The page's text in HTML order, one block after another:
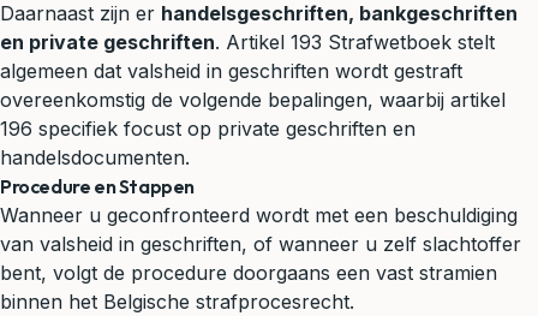
Daarnaast zijn er handelsgeschriften, bankgeschriften
en private geschriften. Artikel 193 Strafwetboek stelt
algemeen dat valsheid in geschriften wordt gestraft
overeenkomstig de volgende bepalingen, waarbij artikel
196 specifiek focust op private geschriften en
handelsdocumenten.
Procedure en Stappen
Wanneer u geconfronteerd wordt met een beschuldiging
van valsheid in geschriften, of wanneer u zelf slachtoffer
bent, volgt de procedure doorgaans een vast stramien
binnen het Belgische strafprocesrecht.